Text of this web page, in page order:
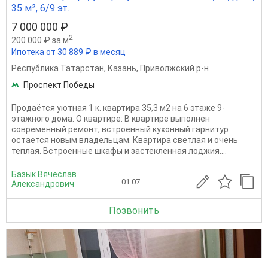
35 м², 6/9 эт.
7 000 000 ₽
200 000 ₽ за м2
Ипотека от 30 889 ₽ в месяц
Республика Татарстан, Казань, Приволжский р-н
Проспект Победы
Продаётся уютная 1 к. квартира 35,3 м2 на 6 этаже 9-
этажного дома. О квартире: В квартире выполнен
современный ремонт, встроенный кухонный гарнитур
остается новым владельцам. Квартира светлая и очень
теплая. Встроенные шкафы и застекленная лоджия....
Базык Вячеслав
Александрович
01.07
Позвонить